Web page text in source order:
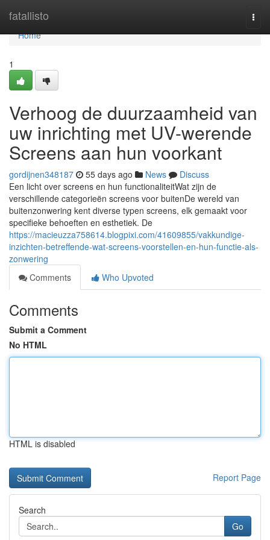
fatallisto
Home
Home
1
Verhoog de duurzaamheid van
uw inrichting met UV-werende
Screens aan hun voorkant
gordijnen348187 55 days ago News
Discuss
Een licht over screens en hun functionaliteitWat zijn de
verschillende categorieën screens voor buitenDe wereld van
buitenzonwering kent diverse typen screens, elk gemaakt voor
specifieke behoeften en esthetiek. De
https://macieuzza758614.blogpixi.com/41609855/vakkundige-
inzichten-betreffende-wat-screens-voorstellen-en-hun-functie-als-
zonwering
Comments
Who Upvoted
Comments
Submit a Comment
No HTML
HTML is disabled
Report Page
Search
Go